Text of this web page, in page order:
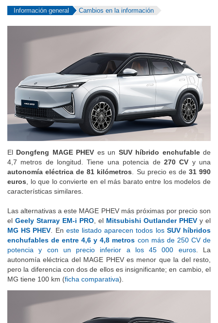
Información general Cambios en la información
El Dongfeng MAGE PHEV es un SUV híbrido enchufablede
4,7 metros de longitud. Tiene una potencia de 270 CV y una
autonomía eléctrica de 81 kilómetros . Su precio es de 31 990
euros , lo que lo convierte en el más barato entre los modelos de
características similares.
Las alternativas a este MAGE PHEV más próximas por precio son
el Geely Starray EM-i PRO , el Mitsubishi Outlander PHEV y el
MG HS PHEV . En este listado aparecen todos los SUV híbridos
enchufables de entre 4,6 y 4,8 metros con más de 250 CV de
potencia y con un precio inferior a los 45 000 euros. La
autonomía eléctrica del MAGE PHEV es menor que la del resto,
pero la diferencia con dos de ellos es insignificante; en cambio, el
MG tiene 100 km (ficha comparativa).